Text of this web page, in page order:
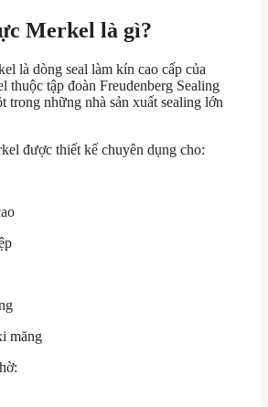
Merkel là gì?
là dòng seal làm kín cao cấp của
thuộc tập đoàn Freudenberg Sealing
trong những nhà sản xuất sealing lớn
được thiết kế chuyên dụng cho:
măng